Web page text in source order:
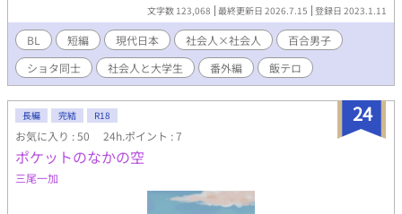
に、一度完結させたものは連載中に戻したくないし、でも番外編
書きたい。しかも定期的に。 の、欲を満たそうとした結果がこち
らです。 こちらはずっと連載中扱いですが、「ミニマム男子の睦
事」「中本さんの事情事」「食べたい2人の気散事」の本編は完結
しています。 3作品まとめるのってどうなの？と思うかも知れま
せんが、これを期に3作品とも読んで頂けたらいいな、と言う自分
なりの姑息な手段です。 番外編は、1ネタ(って表現で合ってるか
分からないのですが)1～2話(2000～8000文字)で終わる事を目標
としてます。 ※2025.2. 6追記※ 現在更新中の中本さんの番外編が
30,000字弱、全9話と言う本編以上のボリュームになってしまって
いるので、場合によっては長くなるケースもあります。 ※追記終
わり※ こちら単独で読むと「？」と思う所があります。 事前にそ
れぞれの本編をお読み頂けると小躍りします。
文字数 123,068 最終更新日 2026.7.15 登録日 2023.1.11
BL 短編 現代日本 社会人×社会人
百合男子
ショタ同士
社会人と大学生 番外編 飯テロ
24
長編 完結 R18
お気に入り : 50 24h.ポイント : 7
ポケットのなかの空
三尾一加